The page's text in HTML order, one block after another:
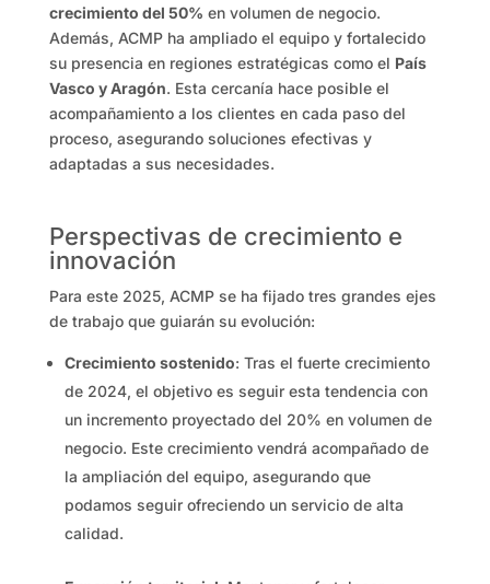
crecimiento del 50% en volumen de negocio.
Además, ACMP ha ampliado el equipo y fortalecido
su presencia en regiones estratégicas como el País
Vasco y Aragón. Esta cercanía hace posible el
acompañamiento a los clientes en cada paso del
proceso, asegurando soluciones efectivas y
adaptadas a sus necesidades.
Perspectivas de crecimiento e
innovación
Para este 2025, ACMP se ha fijado tres grandes ejes
de trabajo que guiarán su evolución:
Crecimiento sostenido: Tras el fuerte crecimiento
de 2024, el objetivo es seguir esta tendencia con
un incremento proyectado del 20% en volumen de
negocio. Este crecimiento vendrá acompañado de
la ampliación del equipo, asegurando que
podamos seguir ofreciendo un servicio de alta
calidad.